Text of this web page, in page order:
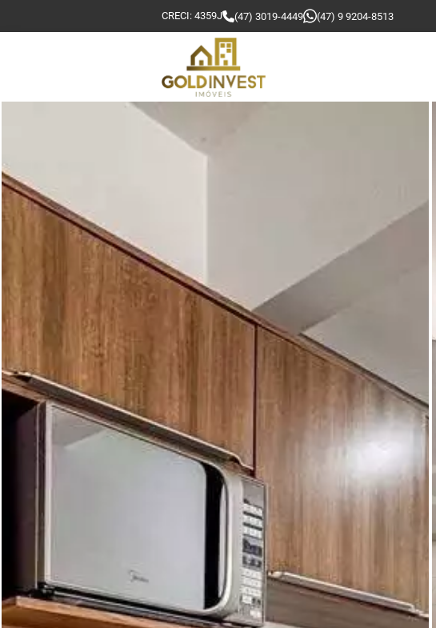
CRECI: 4359J (47) 3019-4449 (47) 9 9204-8513